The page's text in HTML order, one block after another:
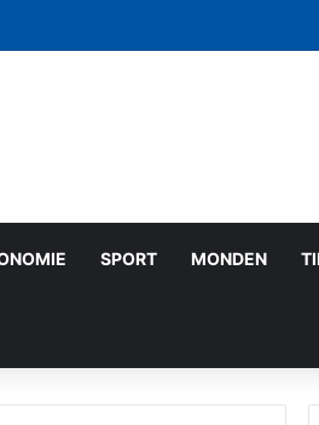
lumea
SPORT MONDEN